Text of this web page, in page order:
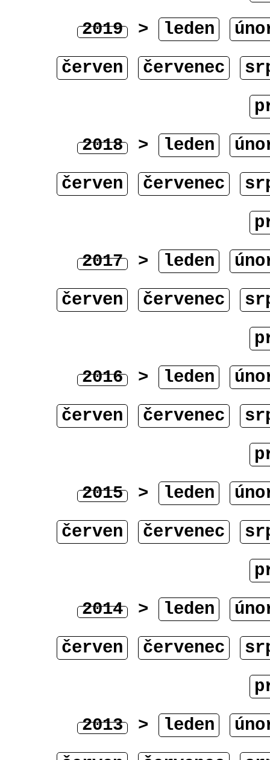
2019 > leden
červen
červenec
2018 > leden
červen
červenec
2017 > leden
červen
červenec
2016 > leden
červen
červenec
2015 > leden
červen
červenec
2014 > leden
červen
červenec
2013 > leden